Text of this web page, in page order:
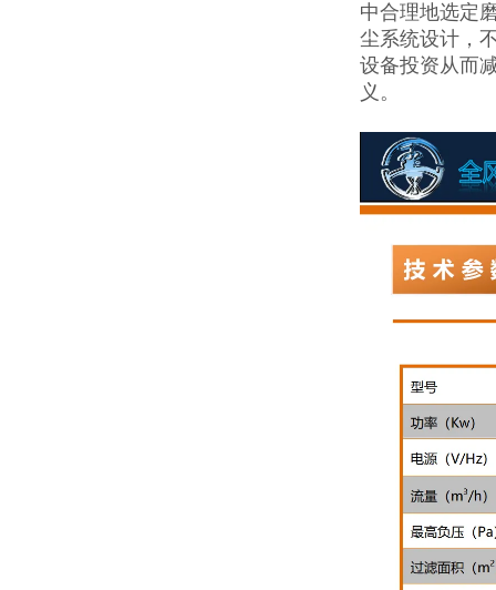
中合理地选定
尘系统设计，
设备投资从而
义。